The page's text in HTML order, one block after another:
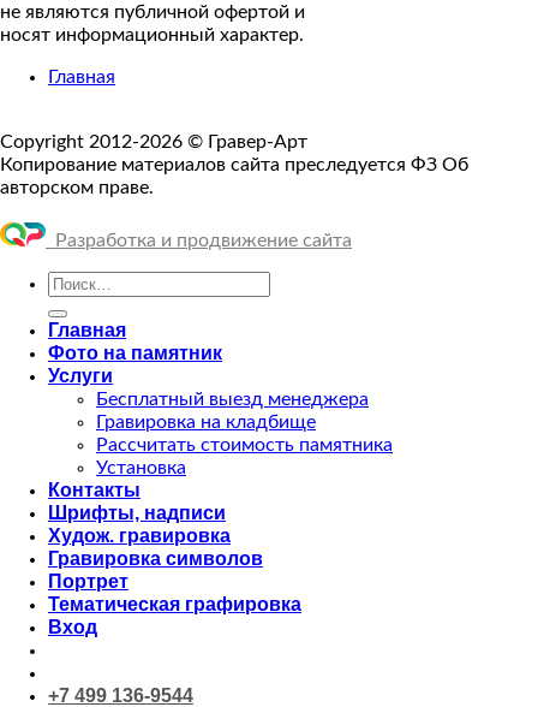
не являются публичной офертой и
носят информационный характер.
Главная
Copyright 2012-2026 © Гравер-Арт
Копирование материалов сайта преследуется ФЗ Об
авторском праве.
Разработка и продвижение сайта
Искать:
Главная
Фото на памятник
Услуги
Бесплатный выезд менеджера
Гравировка на кладбище
Рассчитать стоимость памятника
Установка
Контакты
Шрифты, надписи
Худож. гравировка
Гравировка символов
Портрет
Тематическая графировка
Вход
+7 499 136-9544